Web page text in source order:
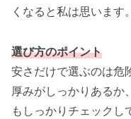
くなると私は思います。
選び方のポイント
安さだけで選ぶのは危
厚みがしっかりあるか
もしっかりチェックし